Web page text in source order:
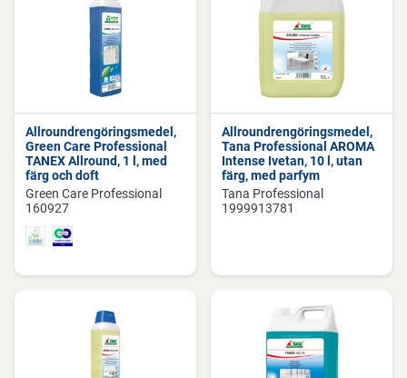
Allroundrengöringsmedel,
Green Care Professional
TANEX Allround, 1 l, med
färg och doft
Green Care Professional
160927
Allroundrengöringsmedel,
Tana Professional AROMA
Intense Ivetan, 10 l, utan
färg, med parfym
Tana Professional
1999913781